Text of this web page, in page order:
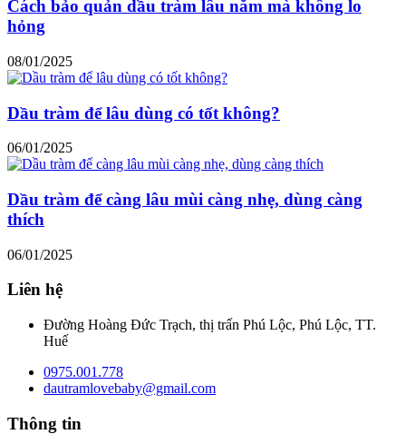
Cách bảo quản dầu tràm lâu năm mà không lo
hỏng
08/01/2025
Dầu tràm để lâu dùng có tốt không?
06/01/2025
Dầu tràm để càng lâu mùi càng nhẹ, dùng càng
thích
06/01/2025
Liên hệ
Đường Hoàng Đức Trạch, thị trấn Phú Lộc, Phú Lộc, TT.
Huế
0975.001.778
dautramlovebaby@gmail.com
Thông tin